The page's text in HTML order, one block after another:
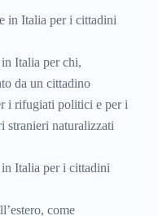
in Italia per i cittadini
Italia per chi,
da un cittadino
i rifugiati politici e per i
stranieri naturalizzati
Italia per i cittadini
come